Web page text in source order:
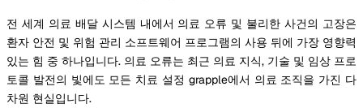
전 세계 의료 배달 시스템 내에서 의료 오류 및 불리한 사건의 고장은
환자 안전 및 위험 관리 소프트웨어 프로그램의 사용 뒤에 가장 영향력
있는 힘 중 하나입니다. 의료 오류는 최근 의료 지식, 기술 및 임상 프로
토콜 발전의 빛에도 모든 치료 설정 grapple에서 의료 조직을 가진 다
차원 현실입니다.